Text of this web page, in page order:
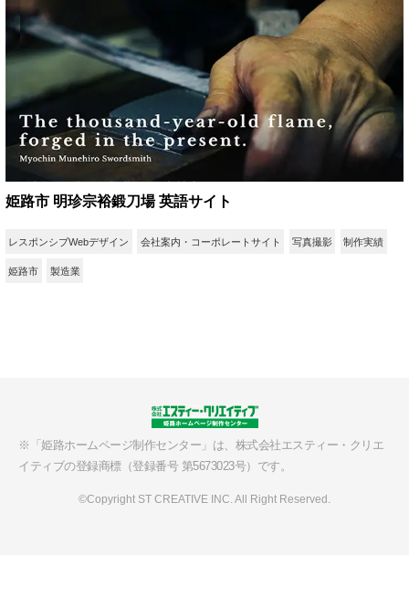
姫路市 明珍宗裕鍛刀場 英語サイト
レスポンシブWebデザイン 会社案内・コーポレートサイト 写真撮影 制作実績
姫路市 製造業
※「姫路ホームページ制作センター」は、 株式会社エスティー・クリエ
イティブの登録商標（登録番号 第5673023号）です。
©Copyright ST CREATIVE INC. All Right Reserved.